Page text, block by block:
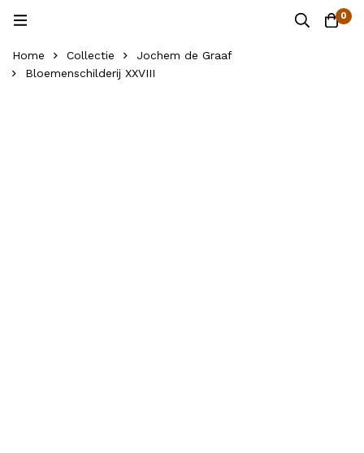
0
Home Collectie
Jochem de Graaf
Bloemenschilderij XXVIII